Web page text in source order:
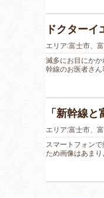
ドクターイ
エリア:富士市、
滅多にお目にかか
幹線のお医者さん
「新幹線と
エリア:富士市、
スマートフォンで
ため画像はあまり